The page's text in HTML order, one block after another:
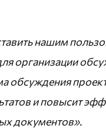
нашим
организации
обсуждения
и повысит
документов».